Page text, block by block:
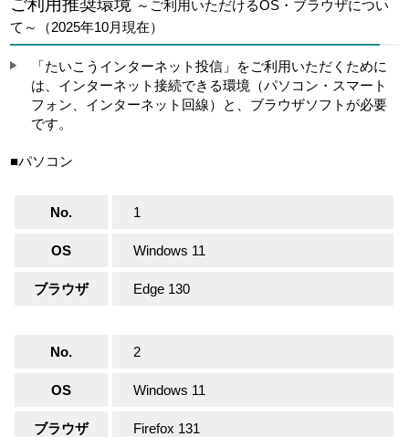
～ご利用いただけるOS・ブラウザについ
て～（2025年10月現在）
「たいこうインターネット投信」をご利用いただくために
は、インターネット接続できる環境（パソコン・スマート
フォン、インターネット回線）と、ブラウザソフトが必要
です。
■パソコン
No. 1
OS Windows 11
ブラウザ Edge 130
No. 2
OS Windows 11
ブラウザ Firefox 131